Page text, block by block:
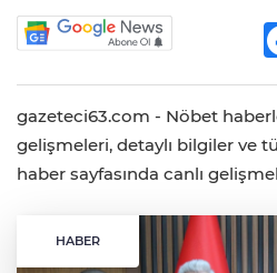
gazeteci63.com - Nöbet
gelişmeleri, detaylı bilgiler ve
haber sayfasında canlı
HABER